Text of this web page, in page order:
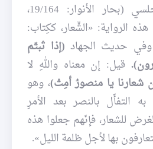
ويقول العلّامة المجلسي (بحار الأنوار: 19/164،
الرواية: «الشِّعار، ككِتاب:
حديث الجهاد (إذا ثبتّم
قيل: إن معناه واللهِ لا
شعارنا يا منصورُ أمِتْ)، وهو
به التفأّل بالنصر بعد الأمرِ
للشعار، فإنّهم جعلوا هذه
بها لأجل ظلمة الليل».